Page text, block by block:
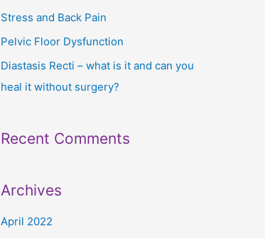
Stress and Back Pain
Pelvic Floor Dysfunction
Diastasis Recti – what is it and can you
heal it without surgery?
Recent Comments
Archives
April 2022